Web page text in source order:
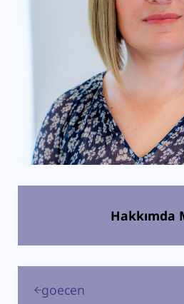
Hakkımda
goecen